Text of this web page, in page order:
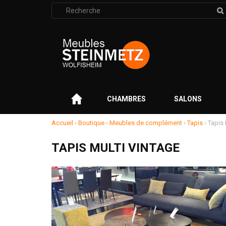
Rechercher
:
CHAMBRES SALONS
Accueil › Boutique › Meubles de complément ›Tapis › Tapis
TAPIS MULTI VINTAGE